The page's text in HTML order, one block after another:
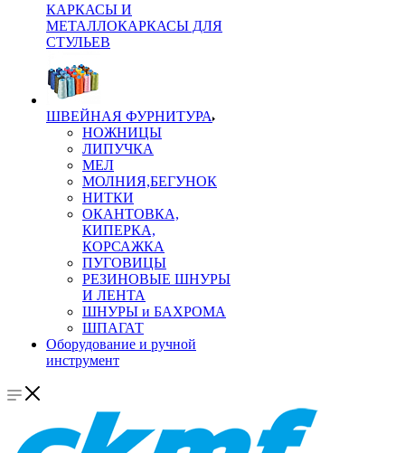
КАРКАСЫ И
МЕТАЛЛОКАРКАСЫ ДЛЯ
СТУЛЬЕВ
ШВЕЙНАЯ ФУРНИТУРА
НОЖНИЦЫ
ЛИПУЧКА
МЕЛ
МОЛНИЯ,БЕГУНОК
НИТКИ
ОКАНТОВКА,
КИПЕРКА,
КОРСАЖКА
ПУГОВИЦЫ
РЕЗИНОВЫЕ ШНУРЫ
И ЛЕНТА
ШНУРЫ и БАХРОМА
ШПАГАТ
Оборудование и ручной
инструмент